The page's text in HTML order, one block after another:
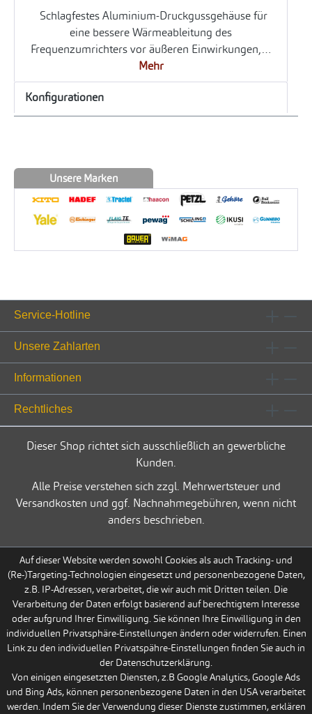
Schlagfestes Aluminium-Druckgussgehäuse für
eine bessere Wärmeableitung des
Frequenzumrichters vor äußeren Einwirkungen,…
Mehr
Konfigurationen
Unsere Marken
Service-Hotline
Unsere Zahlarten
Informationen
Rechtliches
Dieser Shop richtet sich ausschließlich an gewerbliche
Kunden.
Alle Preise verstehen sich zzgl. Mehrwertsteuer und
Versandkosten und ggf. Nachnahmegebühren, wenn nicht
anders beschrieben.
Auf dieser Website werden sowohl Cookies als auch Tracking- und
(Re-)Targeting-Technologien eingesetzt und personenbezogene Daten,
z.B. IP-Adressen, verarbeitet, die wir auch mit Dritten teilen. Die
Verarbeitung der Daten erfolgt basierend auf berechtigtem Interesse
oder aufgrund Ihrer Einwilligung. Sie können Ihre Einwilligung in den
individuellen Privatsphäre-Einstellungen ändern oder widerrufen. Einen
Link zu den individuellen Privatspähre-Einstellungen finden Sie auch in
der Datenschutzerklärung.
Von einigen eingesetzten Diensten, z.B Google Analytics, Google Ads
und Bing Ads, können personenbezogene Daten in den USA verarbeitet
werden. Indem Sie der Verwendung dieser Dienste zustimmen, erklären